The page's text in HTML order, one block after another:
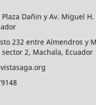
Plaza Dañin y Av. Miguel
232 entre Almendros y
2, Machala, Ecuador